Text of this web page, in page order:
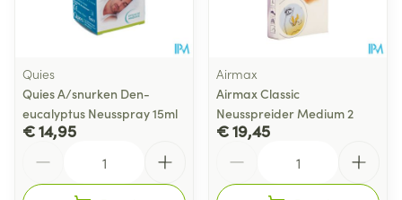
Quies
Quies A/snurken Den-
eucalyptus Neusspray 15ml
€ 14,95
Airmax
Airmax Classic
Neusspreider Medium 2
€ 19,45